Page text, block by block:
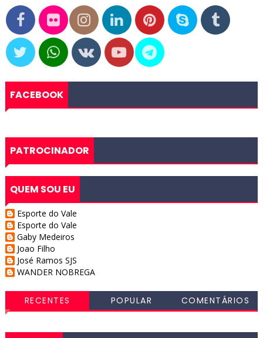
FACEBOOK
PATROCINADOR
QUEM SOU EU
Esporte do Vale
Esporte do Vale
Gaby Medeiros
Joao Filho
José Ramos SJS
WANDER NOBREGA
RECENTES POPULAR COMENTÁRIOS